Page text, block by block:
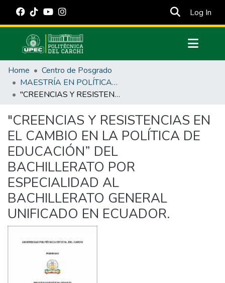
Log In
Communities & Collections
All of DSpace
Statistics
Estadísticas Externas
Manuales
Home
Centro de Posgrado
MAESTRÍA EN POLÍTICAS PÚBLICAS
"CREENCIAS Y RESISTENCIAS EN EL CAMBIO EN LA POLÍTICA DE EDUCACIÓN” DEL BACHILLERATO POR ESPECIALIDAD AL BACHILLERATO GENERAL UNIFICADO EN ECUADOR.
"CREENCIAS Y RESISTENCIAS EN
EL CAMBIO EN LA POLÍTICA DE
EDUCACIÓN” DEL
BACHILLERATO POR
ESPECIALIDAD AL
BACHILLERATO GENERAL
UNIFICADO EN ECUADOR.